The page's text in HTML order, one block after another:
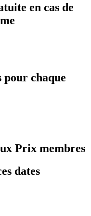
en cas de
pour chaque
Prix membres
dates